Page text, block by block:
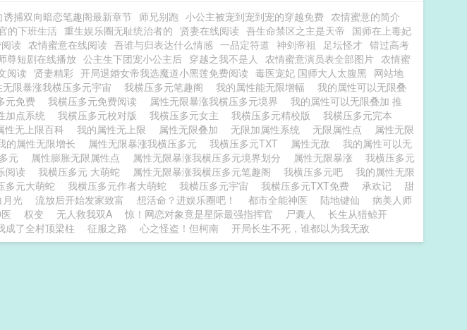
诱捕双向暗恋笔趣阁最新章节 师兄别跑 小公主被宠到宠到宠的穿越免费 农情蜜意的简介
的下班生活 重生娱乐圈无耻统治者的 贤妻在线阅读 吾生命禁区之主是天帝 国师在上毒妃
读 农情蜜意在线阅读 吾谁与归表达什么情感 一品定符道 神剑帝祖 足坛怪才 错过高考
尊短剧在线播放 公主生下团宠小公主后 穿越之我不是人 农情蜜意演员表全部图片 农情蜜
阅读 贤妻精彩 开局退婚女帝我选魔道小黑莲免费阅读 毒医宠妃 国师大人太腹黑 网站地
无限暴涨我横压多元宇宙 我横压多元笔趣阁 我的属性能无限增幅
我的属性可以无限叠
元免费 我横压多元免费阅读 属性无限暴涨我横压多元境界
我的属性可以无限叠加 推
加点系统 我横压多元校对版 我横压多元女主 我横压多元精校版
我横压多元完本
性无上限百科 我的属性无上限 属性无限叠加 无限加属性系统 无限属性点
属性无限
的属性无限增长 属性无限暴涨我横压多元 我横压多元TXT 属性无敌
我的属性可以无
元 属性膨胀无限属性点 属性无限暴涨我横压多元境界划分 属性无限暴涨
我横压多元
阅读 我横压多元 大萌蛇 属性无限暴涨我横压多元笔趣阁 我横压多元吧
我的属性无限
多元大萌蛇 我横压多元作者大萌蛇 我横压多元宇宙 我横压多元TXT免费 承欢记
甜
月光 流放后开始发家致富 想活命？进娱乐圈吧！ 都市全能神医 陆地键仙
病美人师
权变 无人救我双A 惊！网恋对象竟是星际最强指挥官 尸囊人
长生从猎鲸开
成了全村顶梁柱 征服之路 心之怪盗！但柯南 开局长生不死，谁都以为我无敌